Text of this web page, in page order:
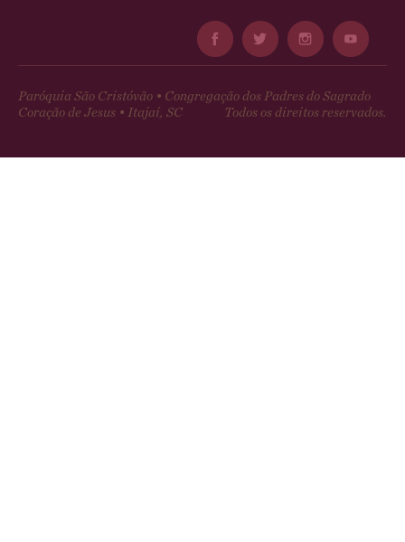
Paróquia São Cristóvão • Congregação dos Padres do Sagrado
Coração de Jesus • Itajaí, SC
Todos os direitos reservados.